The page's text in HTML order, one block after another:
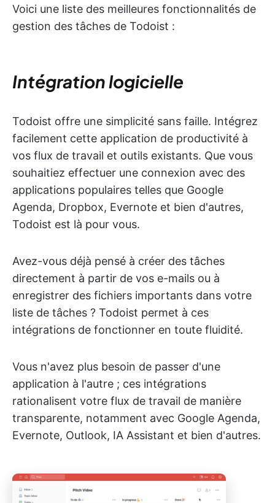
Voici une liste des meilleures fonctionnalités de
gestion des tâches de Todoist :
Intégration logicielle
Todoist offre une simplicité sans faille. Intégrez
facilement cette application de productivité à
vos flux de travail et outils existants. Que vous
souhaitiez effectuer une connexion avec des
applications populaires telles que Google
Agenda, Dropbox, Evernote et bien d'autres,
Todoist est là pour vous.
Avez-vous déjà pensé à créer des tâches
directement à partir de vos e-mails ou à
enregistrer des fichiers importants dans votre
liste de tâches ? Todoist permet à ces
intégrations de fonctionner en toute fluidité.
Vous n'avez plus besoin de passer d'une
application à l'autre ; ces intégrations
rationalisent votre flux de travail de manière
transparente, notamment avec Google Agenda,
Evernote, Outlook, IA Assistant et bien d'autres.